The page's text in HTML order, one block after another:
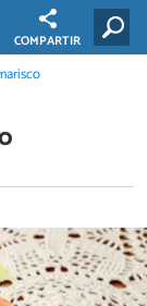
COMPARTIR